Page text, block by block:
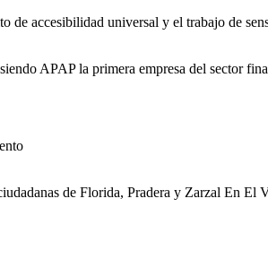
de accesibilidad universal y el trabajo de
APAP la primera empresa del sector
de Florida, Pradera y Zarzal En El